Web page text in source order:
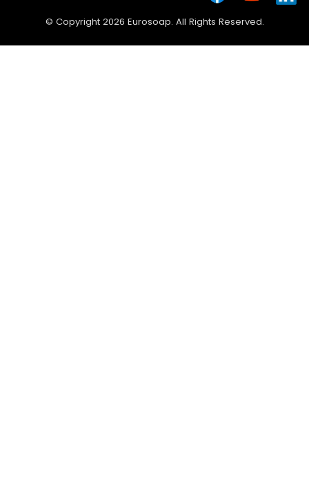
© Copyright 2026 Eurosoap. All Rights Reserved.